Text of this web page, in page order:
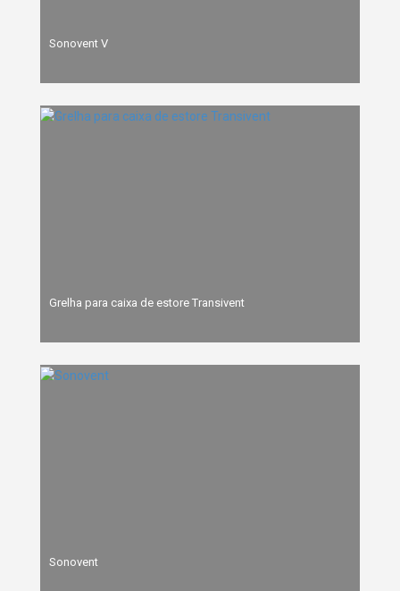
Sonovent V
Grelha para caixa de estore Transivent
Sonovent